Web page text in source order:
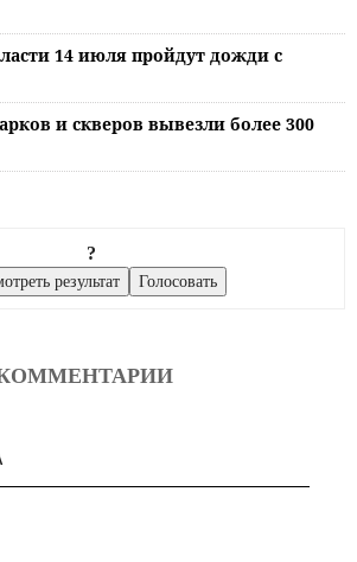
14 июля пройдут дожди с
и скверов вывезли более 300
?